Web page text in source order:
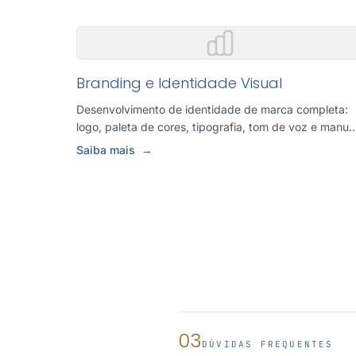
Branding e Identidade Visual
Desenvolvimento de identidade de marca completa:
logo, paleta de cores, tipografia, tom de voz e
de aplicacao par...
Saiba mais →
03 DÚVIDAS FREQUENTES